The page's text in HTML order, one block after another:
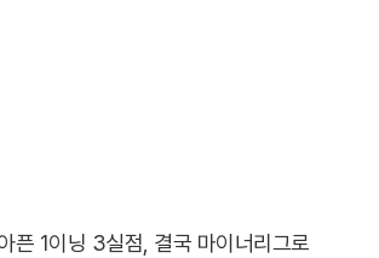
픈 1이닝 3실점, 결국 마이너리그로